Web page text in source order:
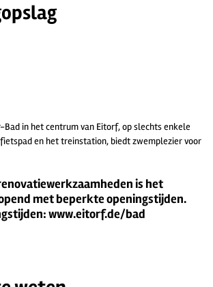
in het centrum van Eitorf, op slechts enkele
en het treinstation, biedt zwemplezier voor
is het
met beperkte openingstijden.
www.eitorf.de/bad